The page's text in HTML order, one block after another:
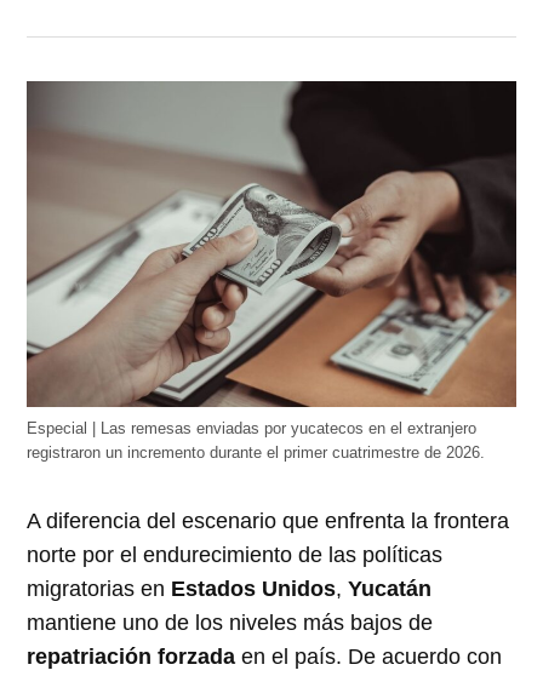
Especial | Las remesas enviadas por yucatecos en el extranjero
registraron un incremento durante el primer cuatrimestre de 2026.
A diferencia del escenario que enfrenta la frontera
norte por el endurecimiento de las políticas
migratorias en Estados Unidos,Yucatán
mantiene uno de los niveles más bajos de
repatriación forzada en el país. De acuerdo con